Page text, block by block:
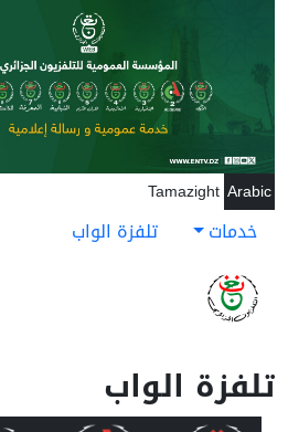
تجاوز إلى المحتوى الرئيسي
Arabic
Tamazight
خدمات تلفزة الواب
تلفزة الواب